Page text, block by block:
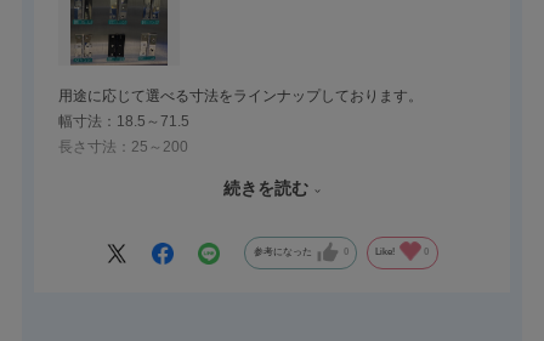
用途に応じて選べる寸法をラインナップしております。
幅寸法：18.5～71.5
長さ寸法：25～200
様々な加工込みでのご注文も承りますので、お気軽にお声掛け下
続きを読む
参考になった 0 Like! 0